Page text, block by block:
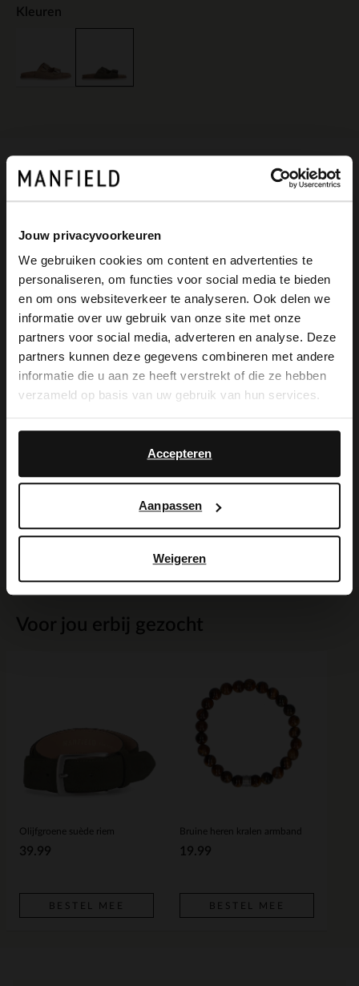
Jouw privacyvoorkeuren
We gebruiken cookies om content en advertenties te
personaliseren, om functies voor social media te bieden
en om ons websiteverkeer te analyseren. Ook delen we
informatie over uw gebruik van onze site met onze
partners voor social media, adverteren en analyse. Deze
partners kunnen deze gegevens combineren met andere
informatie die u aan ze heeft verstrekt of die ze hebben
verzameld op basis van uw gebruik van hun services.
Accepteren
Aanpassen
Weigeren
Kleuren
Voor jou erbij gezocht
Olijfgroene suède riem
39.99
BESTEL MEE
Bruine heren kralen armband
19.99
BESTEL MEE
Omschrijving
Groene suède slippers van Manfield met
twee brede banden en gesp die over de
voorvoet lopen. We adviseren als
verzorging en bescherming de
suède/nubuck spray in transparant.
Alles over dit product
Bezorgen & retour
×
View this website in English?
It looks like your language isn't Dutch. Would
you like to switch to English?
English